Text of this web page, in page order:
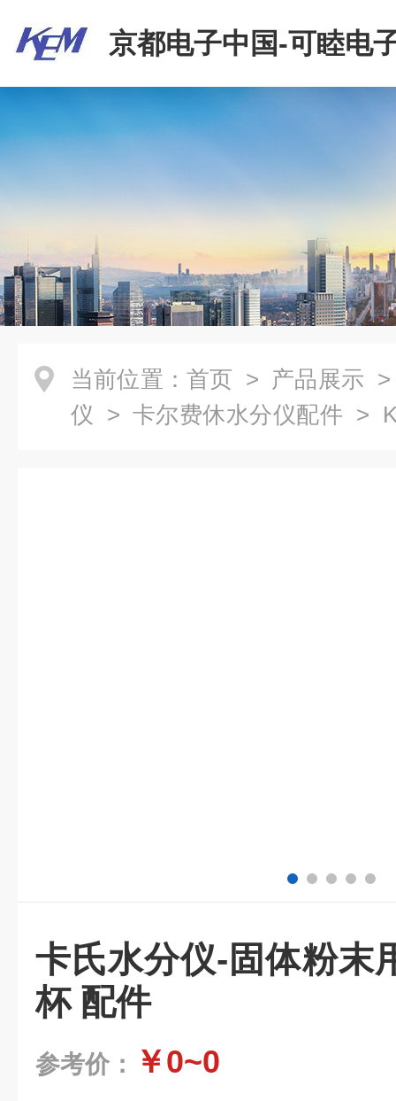
京都电子中国-可睦电
商贸有限公司
当前位置： 首页 > 产品展示
仪 > 卡尔费休水分仪配件 >
卡氏水分仪-固体粉末
杯 配件
参考价： ￥0~0